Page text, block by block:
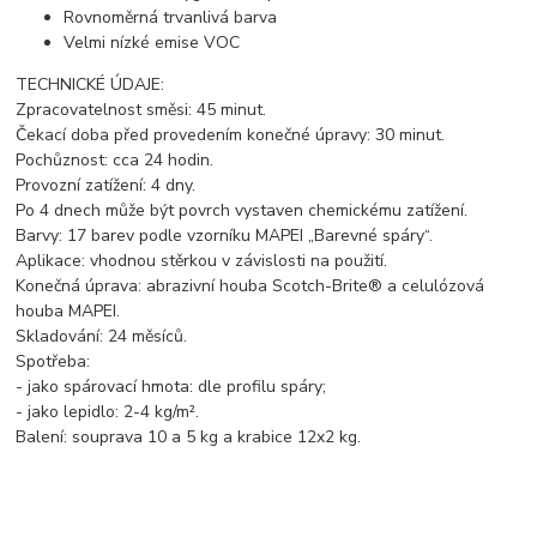
Rovnoměrná trvanlivá barva
Velmi nízké emise VOC
TECHNICKÉ ÚDAJE:
Zpracovatelnost směsi: 45 minut.
Čekací doba před provedením konečné úpravy: 30 minut.
Pochůznost: cca 24 hodin.
Provozní zatížení: 4 dny.
Po 4 dnech může být povrch vystaven chemickému zatížení.
Barvy: 17 barev podle vzorníku MAPEI „Barevné spáry“.
Aplikace: vhodnou stěrkou v závislosti na použití.
Konečná úprava: abrazivní houba Scotch-Brite® a celulózová
houba MAPEI.
Skladování: 24 měsíců.
Spotřeba:
- jako spárovací hmota: dle profilu spáry;
- jako lepidlo: 2-4 kg/m².
Balení: souprava 10 a 5 kg a krabice 12x2 kg.